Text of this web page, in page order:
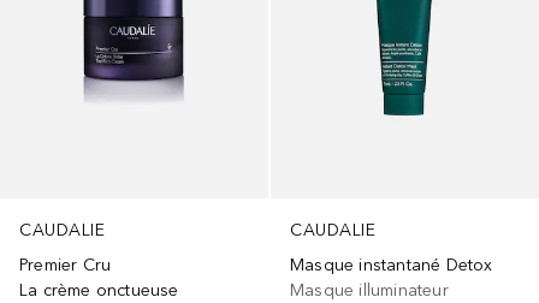
CAUDALIE
Premier Cru
La crème onctueuse
CAUDALIE
Masque instantané Detox
Masque illuminateur